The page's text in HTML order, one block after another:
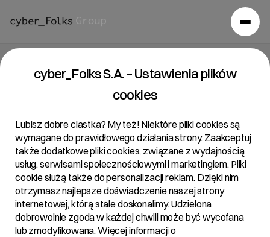
Raport bieżący 2/2023
Temat:
Terminy publikacji raportów okresowych w roku
obrotowym 2023
Podstawa prawna:
cyber_Folks S.A. – Ustawienia plików
cookies
Lubisz dobre ciastka? My też! Niektóre pliki cookies są
wymagane do prawidłowego działania strony. Zaakceptuj
także dodatkowe pliki cookies, związane z wydajnością
usług, serwisami społecznościowymi i marketingiem. Pliki
cookie służą także do personalizacji reklam. Dzięki nim
otrzymasz najlepsze doświadczenie naszej strony
internetowej, którą stale doskonalimy. Udzielona
dobrowolnie zgoda w każdej chwili może być wycofana
lub zmodyfikowana. Więcej informacji o